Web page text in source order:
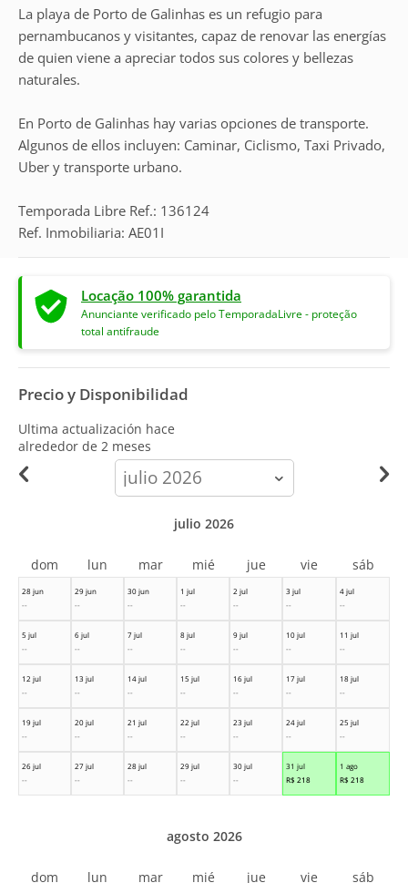
La playa de Porto de Galinhas es un refugio para
pernambucanos y visitantes, capaz de renovar las energías
de quien viene a apreciar todos sus colores y bellezas
naturales.
En Porto de Galinhas hay varias opciones de transporte.
Algunos de ellos incluyen: Caminar, Ciclismo, Taxi Privado,
Uber y transporte urbano.
Temporada Libre Ref.: 136124
Ref. Inmobiliaria: AE01I
Locação 100% garantida
Anunciante verificado pelo TemporadaLivre - proteção
total antifraude
Precio y Disponibilidad
Ultima actualización hace
alrededor de 2 meses
calendar-
month
28 jun
--
29 jun
--
30 jun
--
1 jul
--
2 jul
--
3 jul
--
4 jul
--
5 jul
--
6 jul
--
7 jul
--
8 jul
--
9 jul
--
10 jul
--
11 jul
--
12 jul
--
13 jul
--
14 jul
--
15 jul
--
16 jul
--
17 jul
--
18 jul
--
19 jul
--
20 jul
--
21 jul
--
22 jul
--
23 jul
--
24 jul
--
25 jul
--
26 jul
--
27 jul
--
28 jul
--
29 jul
--
30 jul
--
31 jul
R$ 218
1 ago
R$ 218
julio 2026
dom lun mar mié jue vie sáb
agosto 2026
dom lun mar mié jue vie sáb